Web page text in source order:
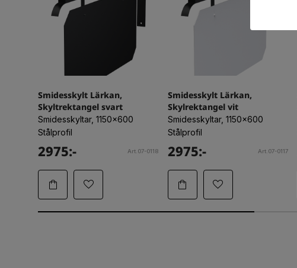
Smidesskylt Lärkan,
Skyltrektangel svart
Smidesskyltar, 1150x600
Stålprofil
2975:- Art.07-0118
Smidesskylt Lärkan,
Skylrektangel vit
Smidesskyltar, 1150x600
Stålprofil
2975:- Art.07-0117